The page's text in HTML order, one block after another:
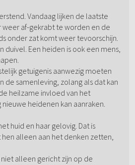
Vandaag lijken de laatste
weer af-gekrabt te worden en de
onder zat komt weer tevoorschijn.
duivel. Een heiden is ook een mens,
getuigenis aanwezig moeten
de samenleving, zolang als dat kan
heilzame invloed van het
heidenen kan aanraken.
huid en haar gelovig. Dat is
alleen aan het denken zetten,
alleen gericht zijn op de